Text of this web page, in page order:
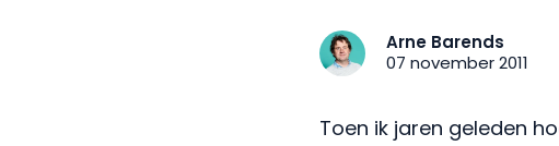
Arne Barends
07 november 2011
Toen ik jaren geleden